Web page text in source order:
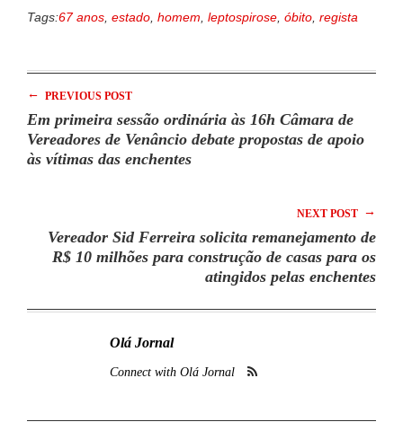
Tags:67 anos estado homem leptospirose óbito regista
← PREVIOUS POST
Em primeira sessão ordinária às 16h Câmara de
Vereadores de Venâncio debate propostas de apoio
às vítimas das enchentes
NEXT POST →
Vereador Sid Ferreira solicita remanejamento de
R$ 10 milhões para construção de casas para os
atingidos pelas enchentes
Olá Jornal
Connect with Olá Jornal